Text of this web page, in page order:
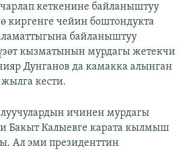
кеткенине байланыштуу
киргенге чейин боштондукта
байланыштуу
кызматынын мурдагы жетекчи
Дунганов да камакка алынган
кести.
ичинен мурдагы
Бакыт Калыевге карата кылмыш
Ал эми президенттин